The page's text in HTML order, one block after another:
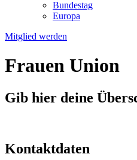
Bundestag
Europa
Mitglied werden
Frauen Union
Gib hier deine
Kontaktdaten